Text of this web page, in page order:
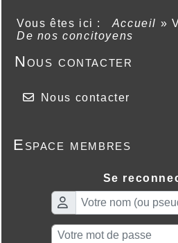
Vous êtes ici : Accueil »
De nos concitoyens
Nous contacter
Nous contacter
Espace membres
Se